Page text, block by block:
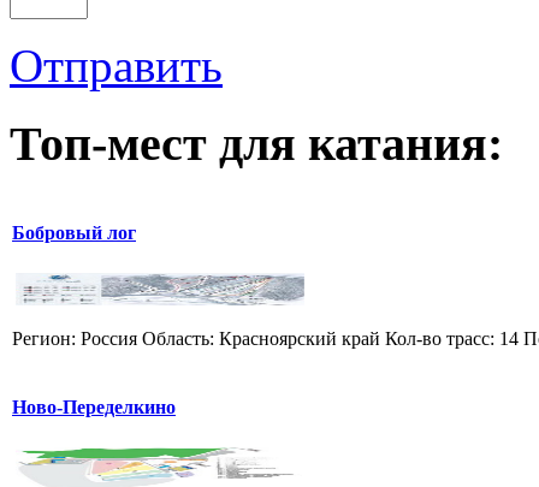
Отправить
Топ-мест для катания:
Бобровый лог
Регион: Россия Область: Красноярский край Кол-во трасс:
Ново-Переделкино